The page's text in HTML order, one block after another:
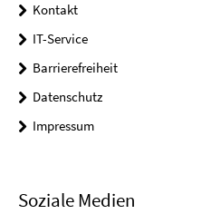
Kontakt
IT-Service
Barrierefreiheit
Datenschutz
Impressum
Soziale Medien